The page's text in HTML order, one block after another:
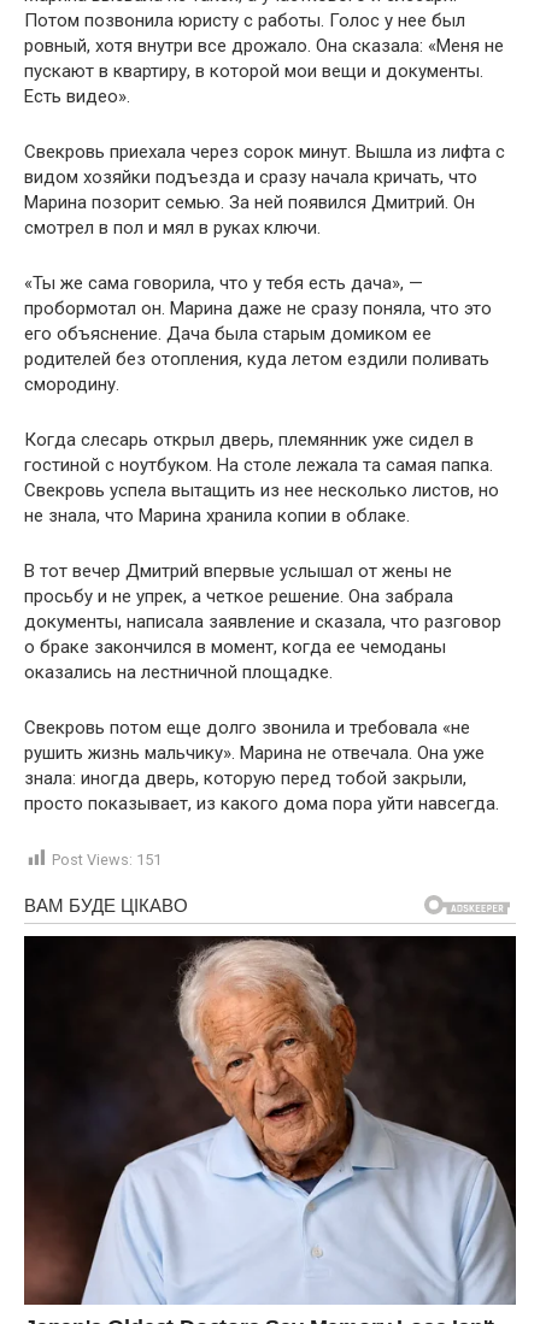
Потом позвонила юристу с работы. Голос у нее был
ровный, хотя внутри все дрожало. Она сказала: «Меня не
пускают в квартиру, в которой мои вещи и документы.
Есть видео».
Свекровь приехала через сорок минут. Вышла из лифта с
видом хозяйки подъезда и сразу начала кричать, что
Марина позорит семью. За ней появился Дмитрий. Он
смотрел в пол и мял в руках ключи.
«Ты же сама говорила, что у тебя есть дача», —
пробормотал он. Марина даже не сразу поняла, что это
его объяснение. Дача была старым домиком ее
родителей без отопления, куда летом ездили поливать
смородину.
Когда слесарь открыл дверь, племянник уже сидел в
гостиной с ноутбуком. На столе лежала та самая папка.
Свекровь успела вытащить из нее несколько листов, но
не знала, что Марина хранила копии в облаке.
В тот вечер Дмитрий впервые услышал от жены не
просьбу и не упрек, а четкое решение. Она забрала
документы, написала заявление и сказала, что разговор
о браке закончился в момент, когда ее чемоданы
оказались на лестничной площадке.
Свекровь потом еще долго звонила и требовала «не
рушить жизнь мальчику». Марина не отвечала. Она уже
знала: иногда дверь, которую перед тобой закрыли,
просто показывает, из какого дома пора уйти навсегда.
Post Views: 151